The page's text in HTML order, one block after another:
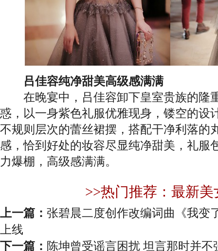
吕佳容纯净甜美高级感满满
在晚宴中，吕佳容卸下皇室贵族的隆
惑，以一身紫色礼服优雅现身，镂空的设
不规则层次的蕾丝裙摆，搭配干净利落的
感，恰到好处的妆容尽显纯净甜美，礼服
力爆棚，高级感满满。
>>热门推荐：最新美
上一篇： 张碧晨二度创作改编词曲《我变
上线
下一篇： 陈坤曾受谣言困扰 坦言那时并不